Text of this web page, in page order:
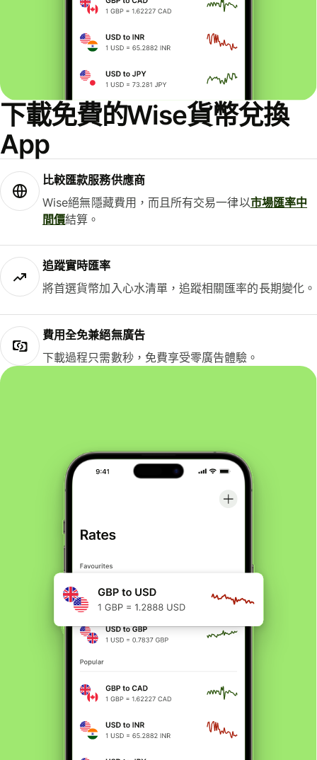
下載免費的Wise貨幣兌換
App
比較匯款服務供應商
Wise絕無隱藏費用，而且所有交易一律以市場匯率中
間價結算。
追蹤實時匯率
將首選貨幣加入心水清單，追蹤相關匯率的長期變化。
費用全免兼絕無廣告
下載過程只需數秒，免費享受零廣告體驗。